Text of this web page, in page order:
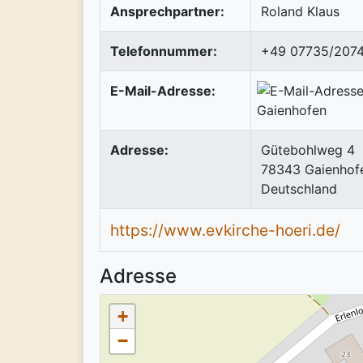
Ansprechpartner: Roland Klaus
Telefonnummer: +49 07735/
E-Mail-Adresse:
Adresse:
Gütebohlweg 4
78343
Deutschland
https://www.evkirche-hoeri.de/
Adresse
+
−